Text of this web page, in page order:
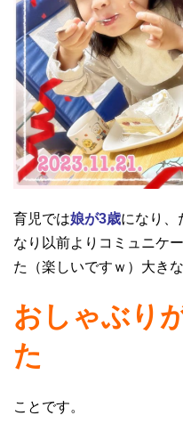
育児では娘が3歳になり、
なり以前よりコミュニケ
た（楽しいですｗ）大き
おしゃぶり
た
ことです。